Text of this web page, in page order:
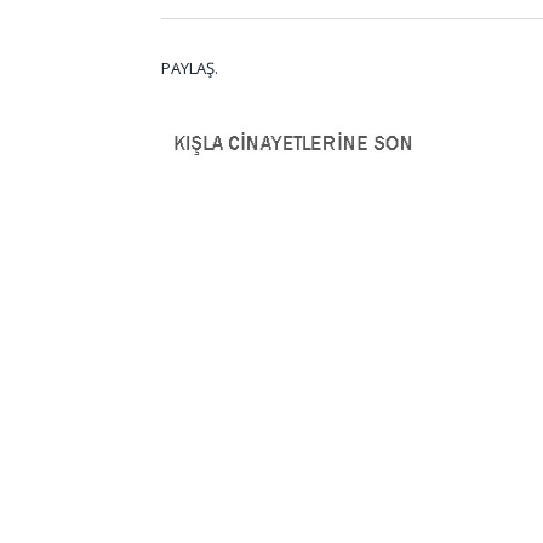
PAYLAŞ.